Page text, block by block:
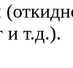
и т.д.).